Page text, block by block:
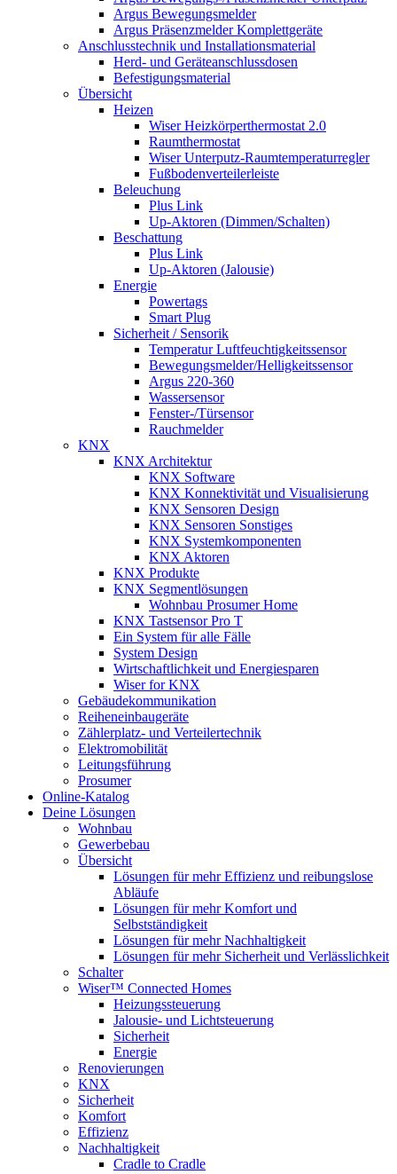
Argus Bewegungsmelder
Argus Präsenzmelder Komplettgeräte
Anschlusstechnik und Installationsmaterial
Herd- und Geräteanschlussdosen
Befestigungsmaterial
Übersicht
Heizen
Wiser Heizkörperthermostat 2.0
Raumthermostat
Wiser Unterputz-Raumtemperaturregler
Fußbodenverteilerleiste
Beleuchung
Plus Link
Up-Aktoren (Dimmen/Schalten)
Beschattung
Plus Link
Up-Aktoren (Jalousie)
Energie
Powertags
Smart Plug
Sicherheit / Sensorik
Temperatur Luftfeuchtigkeitssensor
Bewegungsmelder/Helligkeitssensor
Argus 220-360
Wassersensor
Fenster-/Türsensor
Rauchmelder
KNX
KNX Architektur
KNX Software
KNX Konnektivität und Visualisierung
KNX Sensoren Design
KNX Sensoren Sonstiges
KNX Systemkomponenten
KNX Aktoren
KNX Produkte
KNX Segmentlösungen
Wohnbau Prosumer Home
KNX Tastsensor Pro T
Ein System für alle Fälle
System Design
Wirtschaftlichkeit und Energiesparen
Wiser for KNX
Gebäudekommunikation
Reiheneinbaugeräte
Zählerplatz- und Verteilertechnik
Elektromobilität
Leitungsführung
Prosumer
Online-Katalog
Deine Lösungen
Wohnbau
Gewerbebau
Übersicht
Lösungen für mehr Effizienz und reibungslose
Abläufe
Lösungen für mehr Komfort und
Selbstständigkeit
Lösungen für mehr Nachhaltigkeit
Lösungen für mehr Sicherheit und Verlässlichkeit
Schalter
Wiser™ Connected Homes
Heizungssteuerung
Jalousie- und Lichtsteuerung
Sicherheit
Energie
Renovierungen
KNX
Sicherheit
Komfort
Effizienz
Nachhaltigkeit
Cradle to Cradle